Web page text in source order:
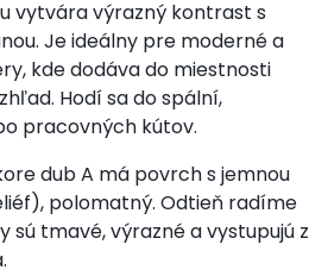
vytvára výrazný kontrast s
Je ideálny pre moderné a
kde dodáva do miestnosti
Hodí sa do spální,
pracovných kútov.
dub A má povrch s jemnou
polomatný. Odtieň radíme
sú tmavé, výrazné a vystupujú z